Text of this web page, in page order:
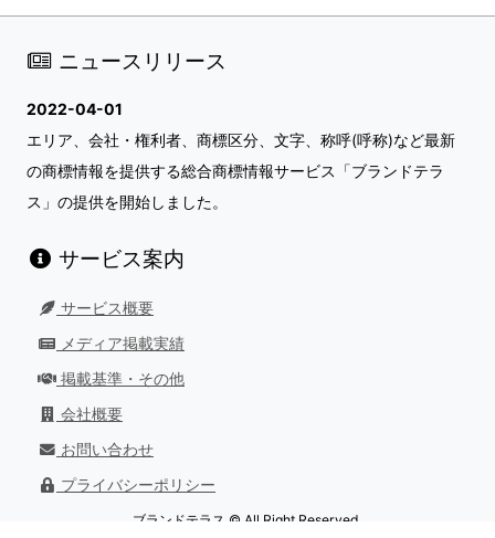
ニュースリリース
2022-04-01
エリア、会社・権利者、商標区分、文字、称呼(呼称)など最新
の商標情報を提供する総合商標情報サービス「ブランドテラ
ス」の提供を開始しました。
サービス案内
サービス概要
メディア掲載実績
掲載基準・その他
会社概要
お問い合わせ
プライバシーポリシー
ブランドテラス © All Right Reserved.